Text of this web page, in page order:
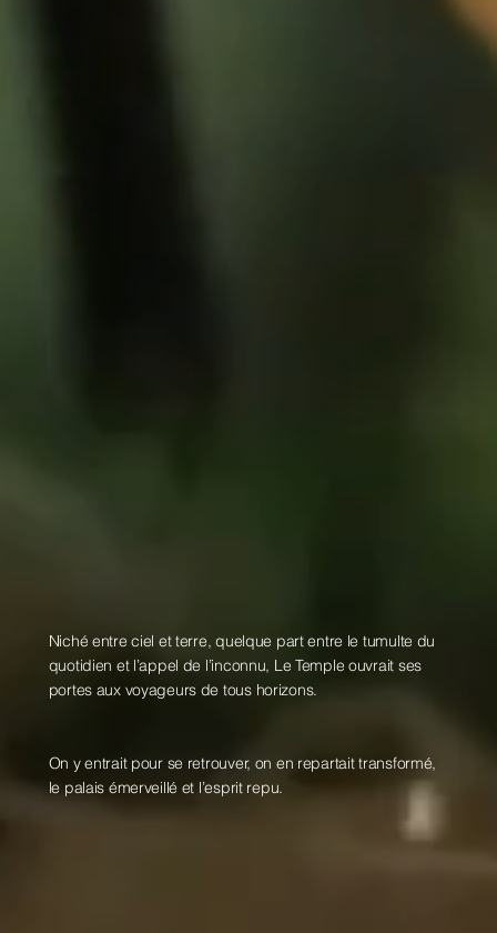
Niché entre ciel et terre, quelque part entre le tumulte du
quotidien et l’appel de l’inconnu, Le Temple ouvrait ses
portes aux voyageurs de tous horizons.
On y entrait pour se retrouver, on en repartait transformé,
le palais émerveillé et l’esprit repu.